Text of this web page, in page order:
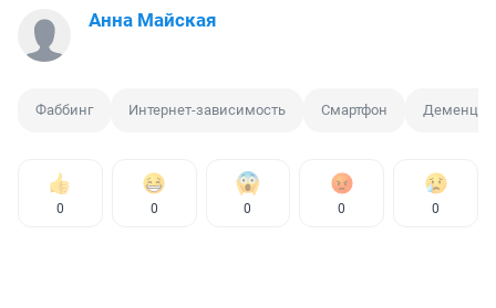
Анна Майская
Фаббинг Интернет-зависимость Смартфон Деменция
0 0 0 0 0